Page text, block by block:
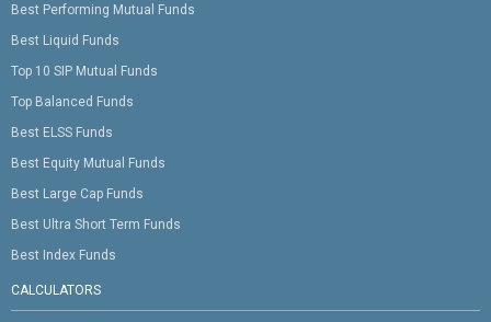
Best Performing Mutual Funds
Best Liquid Funds
Top 10 SIP Mutual Funds
Top Balanced Funds
Best ELSS Funds
Best Equity Mutual Funds
Best Large Cap Funds
Best Ultra Short Term Funds
Best Index Funds
CALCULATORS